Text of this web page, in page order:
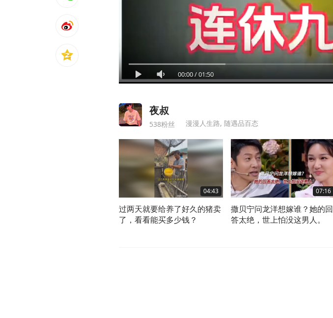
00:00/01:50
夜叔
538粉丝 漫漫人生路, 随遇品百态
04:43
过两天就要给养了好久的猪卖
了，看看能买多少钱？
07:16
撒贝宁问龙洋想嫁谁？她的回
答太绝，世上怕没这男人。